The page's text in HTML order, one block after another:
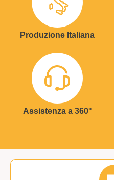
Produzione Italiana
Assistenza a 360°